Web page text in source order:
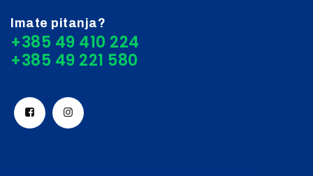
Imate pitanja?
+385 49 410 224